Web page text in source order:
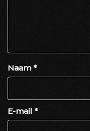
Naam *
E-mail *